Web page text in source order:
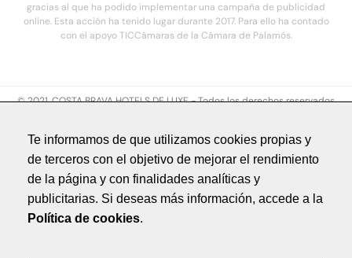
gracias al que ha podido implementar una campaña de publicidad
online. Esta acción ha tenido lugar durante 2017. Para ello ha contado
con el apoyo TICCámaras de la Cámara de Palamós.
© 2021. COSTA BRAVA HOTELS DE LUXE - Todos los derechos reservados
Aviso legal
Política de privacidad
Política de cookies
by NEORG
Te informamos de que utilizamos cookies propias y
de terceros con el objetivo de mejorar el rendimiento
de la página y con finalidades analíticas y
publicitarias. Si deseas más información, accede a la
Política de cookies.